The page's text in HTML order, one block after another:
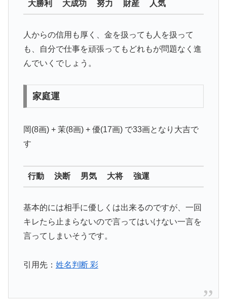
大勝利 大成功 努力 財産 人気
人からの信用も厚く、金を扱っても人を扱って
も、自分で仕事を頑張ってもどれもが問題なく進
んでいくでしょう。
家庭運
岡(8画) + 茉(8画) + 優(17画) で33画となり 大吉で
す
行動 決断 男気 大将 強運
基本的には相手に優しくは出来るのですが、一回
キレたら止まらないので言ってはいけない一言を
言ってしまいそうです。
引用先： 姓名判断 彩